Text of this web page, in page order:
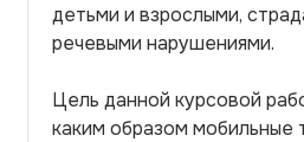
детьми и взрослыми,
речевыми нарушениями.
Цель данной курсовой
каким образом мобильные